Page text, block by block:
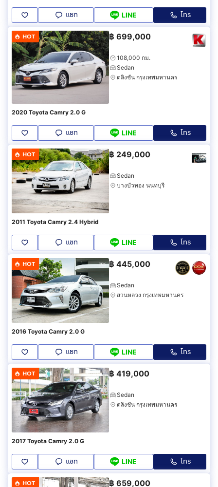
แชท LINE โทร
HOT ฿ 699,000
108,000 กม.
Sedan
ตลิ่งชัน กรุงเทพมหานคร
2020 Toyota Camry 2.0 G
แชท LINE โทร
HOT ฿ 249,000
Sedan
บางบัวทอง นนทบุรี
2011 Toyota Camry 2.4 Hybrid
แชท LINE โทร
HOT ฿ 445,000
Sedan
สวนหลวง กรุงเทพมหานคร
2016 Toyota Camry 2.0 G
แชท LINE โทร
HOT ฿ 419,000
Sedan
ตลิ่งชัน กรุงเทพมหานคร
2017 Toyota Camry 2.0 G
แชท LINE โทร
HOT ฿ 659,000